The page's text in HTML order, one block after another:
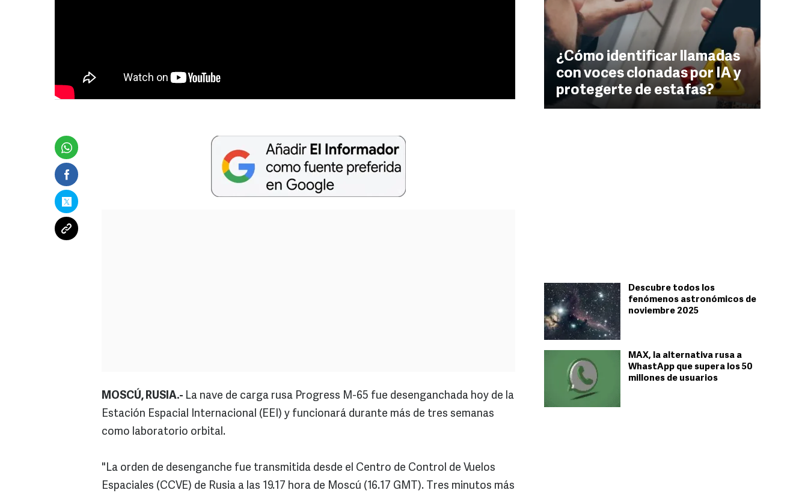
¿Cómo identificar llamadas
con voces clonadas por IA y
protegerte de estafas?
Descubre todos los
fenómenos astronómicos de
noviembre 2025
MAX, la alternativa rusa a
WhastApp que supera los 50
millones de usuarios
MOSCÚ, RUSIA.- La nave de carga rusa Progress M-65 fue desenganchada hoy de la
Estación Espacial Internacional (EEI) y funcionará durante más de tres semanas
como laboratorio orbital.
"La orden de desenganche fue transmitida desde el Centro de Control de Vuelos
Espaciales (CCVE) de Rusia a las 19.17 hora de Moscú (16.17 GMT). Tres minutos más